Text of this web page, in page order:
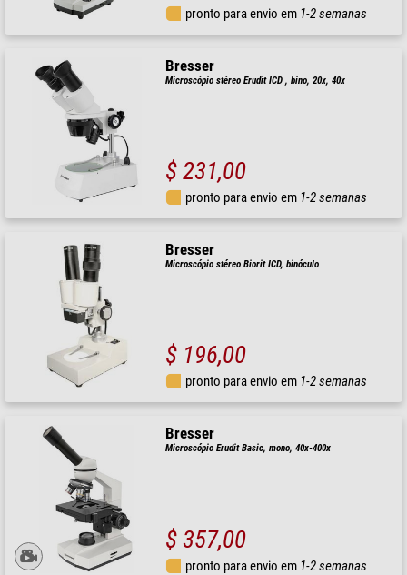
pronto para envio em 1-2 semanas
Bresser
Microscópio stéreo Erudit ICD , bino, 20x, 40x
$ 231,00
pronto para envio em 1-2 semanas
Bresser
Microscópio stéreo Biorit ICD, binóculo
$ 196,00
pronto para envio em 1-2 semanas
Bresser
Microscópio Erudit Basic, mono, 40x-400x
$ 357,00
pronto para envio em 1-2 semanas